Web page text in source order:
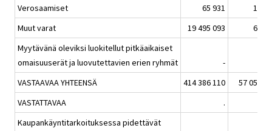
Verosaamiset
65 931
15
Muut varat
19 495 093
63
Myytävänä oleviksi luokitellut pitkäaikaiset
omaisuuserät ja luovutettavien erien ryhmät
-
VASTAAVAA YHTEENSÄ
414 386 110
57 052
VASTATTAVAA
.
Kaupankäyntitarkoituksessa pidettävät